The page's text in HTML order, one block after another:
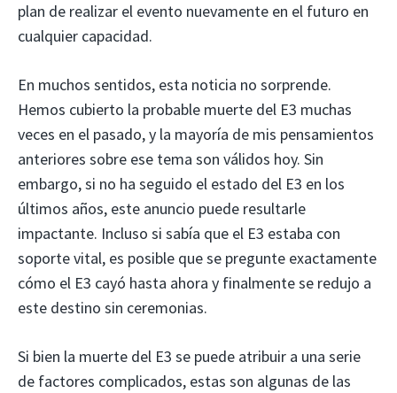
plan de realizar el evento nuevamente en el futuro en
cualquier capacidad.
En muchos sentidos, esta noticia no sorprende.
Hemos cubierto la probable muerte del E3 muchas
veces en el pasado, y la mayoría de mis pensamientos
anteriores sobre ese tema son válidos hoy. Sin
embargo, si no ha seguido el estado del E3 en los
últimos años, este anuncio puede resultarle
impactante. Incluso si sabía que el E3 estaba con
soporte vital, es posible que se pregunte exactamente
cómo el E3 cayó hasta ahora y finalmente se redujo a
este destino sin ceremonias.
Si bien la muerte del E3 se puede atribuir a una serie
de factores complicados, estas son algunas de las